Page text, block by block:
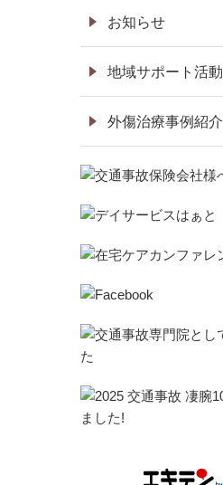
お知らせ
地域サポート活動
外傷治療事例紹介